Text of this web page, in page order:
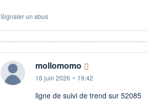
Signaler un abus
mollomomo
16 juin 2026 • 19:42
ligne de suivi de trend sur 52085